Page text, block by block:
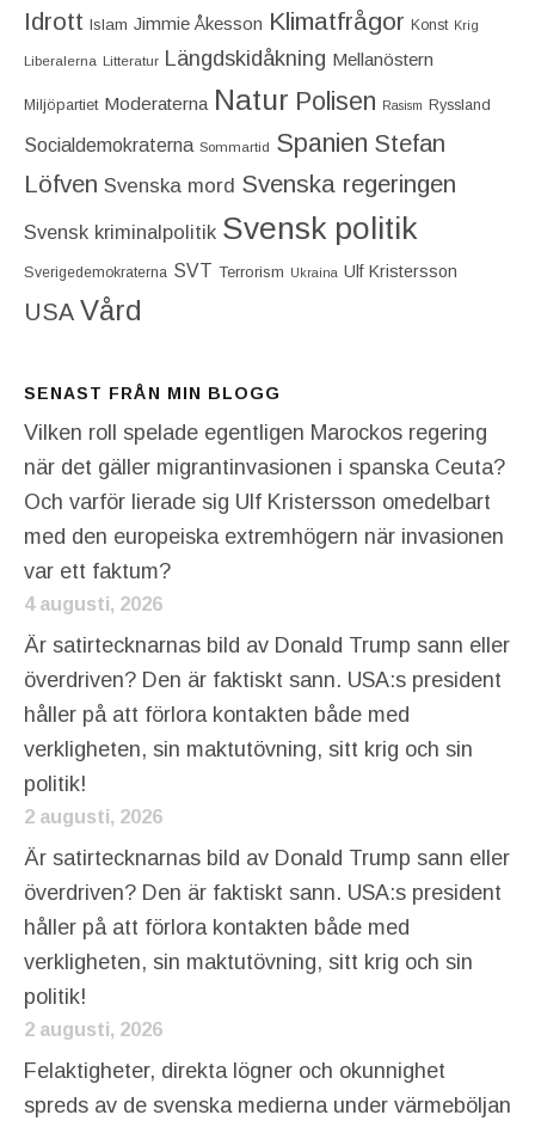
Idrott Islam Jimmie Åkesson Klimatfrågor Konst Krig
Liberalerna Litteratur Längdskidåkning Mellanöstern
Miljöpartiet Moderaterna Natur Polisen Rasism Ryssland
Socialdemokraterna Sommartid Spanien Stefan
Löfven Svenska mord Svenska regeringen
Svensk kriminalpolitik Svensk politik
Sverigedemokraterna SVT Terrorism Ukraina Ulf Kristersson
USA Vård
SENAST FRÅN MIN BLOGG
Vilken roll spelade egentligen Marockos regering
när det gäller migrantinvasionen i spanska Ceuta?
Och varför lierade sig Ulf Kristersson omedelbart
med den europeiska extremhögern när invasionen
var ett faktum?
4 augusti, 2026
Är satirtecknarnas bild av Donald Trump sann eller
överdriven? Den är faktiskt sann. USA:s president
håller på att förlora kontakten både med
verkligheten, sin maktutövning, sitt krig och sin
politik!
2 augusti, 2026
Är satirtecknarnas bild av Donald Trump sann eller
överdriven? Den är faktiskt sann. USA:s president
håller på att förlora kontakten både med
verkligheten, sin maktutövning, sitt krig och sin
politik!
2 augusti, 2026
Felaktigheter, direkta lögner och okunnighet
spreds av de svenska medierna under värmeböljan